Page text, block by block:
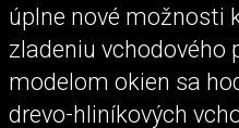
úplne nové možnosti
zladeniu vchodového
modelom okien sa
drevo-hliníkových